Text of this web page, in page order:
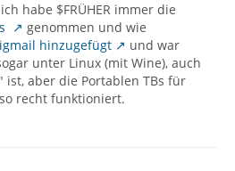
habe $FRÜHER immer die
genommen und wie
hinzugefügt
und war
unter Linux (mit Wine), auch
ist, aber die Portablen TBs für
recht funktioniert.